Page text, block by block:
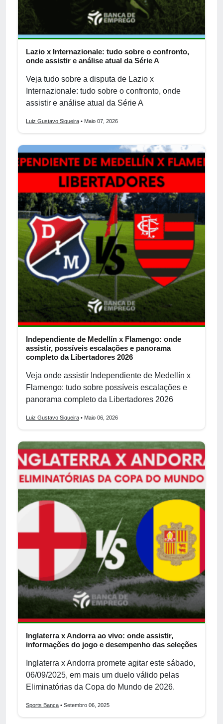
Lazio x Internazionale: tudo sobre o confronto,
onde assistir e análise atual da Série A
Veja tudo sobre a disputa de Lazio x
Internazionale: tudo sobre o confronto, onde
assistir e análise atual da Série A
Luiz Gustavo Siqueira • Maio 07, 2026
Independiente de Medellín x Flamengo: onde
assistir, possíveis escalações e panorama
completo da Libertadores 2026
Veja onde assistir Independiente de Medellín x
Flamengo: tudo sobre possíveis escalações e
panorama completo da Libertadores 2026
Luiz Gustavo Siqueira • Maio 06, 2026
Inglaterra x Andorra ao vivo: onde assistir,
informações do jogo e desempenho das seleções
Inglaterra x Andorra promete agitar este sábado,
06/09/2025, em mais um duelo válido pelas
Eliminatórias da Copa do Mundo de 2026.
Sports Banca • Setembro 06, 2025